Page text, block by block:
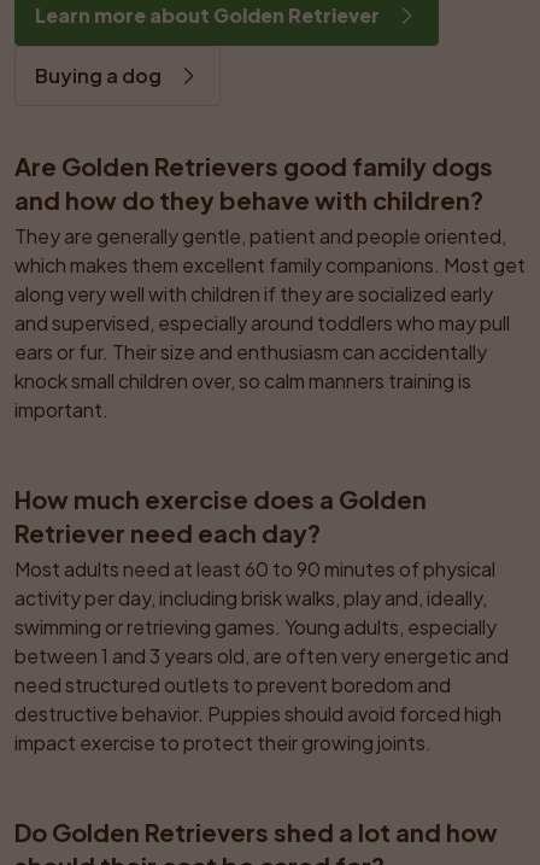
Learn more about Golden Retriever
Buying a dog
Are Golden Retrievers good family dogs
and how do they behave with children?
They are generally gentle, patient and people oriented,
which makes them excellent family companions. Most get
along very well with children if they are socialized early
and supervised, especially around toddlers who may pull
ears or fur. Their size and enthusiasm can accidentally
knock small children over, so calm manners training is
important.
How much exercise does a Golden
Retriever need each day?
Most adults need at least 60 to 90 minutes of physical
activity per day, including brisk walks, play and, ideally,
swimming or retrieving games. Young adults, especially
between 1 and 3 years old, are often very energetic and
need structured outlets to prevent boredom and
destructive behavior. Puppies should avoid forced high
impact exercise to protect their growing joints.
Do Golden Retrievers shed a lot and how